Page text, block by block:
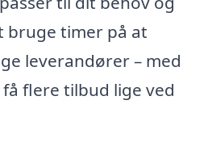
bruge timer på at
leverandører – med
flere tilbud lige ved